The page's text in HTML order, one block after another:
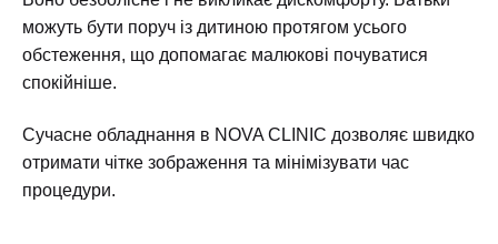
можуть бути поруч із дитиною протягом усього
обстеження, що допомагає малюкові почуватися
спокійніше.
Сучасне обладнання в NOVA CLINIC дозволяє швидко
отримати чітке зображення та мінімізувати час
процедури.